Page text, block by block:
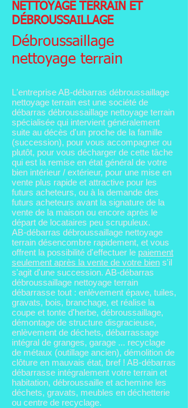
NETTOYAGE TERRAIN ET
DÉBROUSSAILLAGE
Débroussaillage
nettoyage terrain
L'entreprise AB-débarras débroussaillage
nettoyage terrain est une société de
débarras débroussaillage nettoyage terrain
spécialisée qui intervient généralement
suite au décès d'un proche de la famille
(succession), pour vous accompagner ou
plutôt, pour vous décharger de cette tâche
qui est la remise en état général de votre
bien intérieur / extérieur, pour une mise en
vente plus rapide et attractive pour les
futurs acheteurs, ou à la demande des
futurs acheteurs avant la signature de la
vente de la maison ou encore après le
départ de locataires peu scrupuleux.
AB-débarras débroussaillage nettoyage
terrain désencombre rapidement, et vous
offrent la possibilité d'effectuer le paiement
seulement après la vente de votre bien s'il
s'agit d'une succession. AB-débarras
débroussaillage nettoyage terrain
débarrasse tout : enlèvement épave, tuiles,
gravats, bois, branchage, et réalise la
coupe et tonte d'herbe, débroussaillage,
démontage de structure disgracieuse,
enlèvement de déchets, débarrassage
intégral de granges, garage ... recyclage
de métaux (outillage ancien), démolition de
clôture en mauvais état, bref ! AB-débarras
débarrasse intégralement votre terrain et
habitation, débroussaille et achemine les
déchets, gravats, meubles en déchetterie
ou centre de recyclage.